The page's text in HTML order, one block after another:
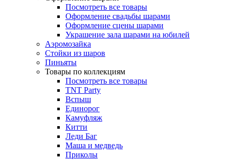
Посмотреть все товары
Оформление свадьбы шарами
Оформление сцены шарами
Украшение зала шарами на юбилей
Аэромозайка
Стойки из шаров
Пиньяты
Товары по коллекциям
Посмотреть все товары
TNT Party
Вспыш
Единорог
Камуфляж
Китти
Леди Баг
Маша и медведь
Приколы